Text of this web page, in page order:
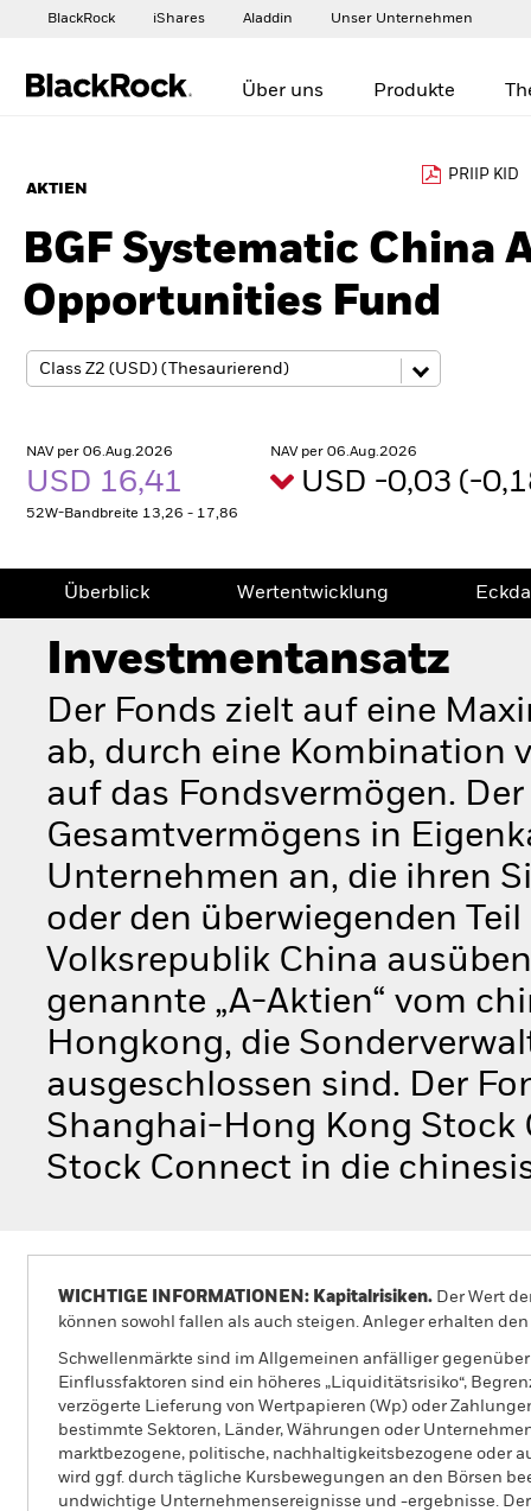
BlackRock iShares Aladdin Unser Unternehmen
Über uns Produkte
AKTIEN
PRIIP KID
BGF Systematic China
Opportunities Fund
NAV per 06.Aug.2026
USD 16,41
52W-Bandbreite 13,26 - 17,86
NAV per 06.Aug.2026
USD -0,03 (-
Überblick Wertentwicklung
Investmentansatz
Der Fonds zielt auf eine
ab, durch eine Kombination
auf das Fondsvermögen.
Gesamtvermögens in
Unternehmen an, die ihren
oder den überwiegenden
Volksrepublik China
genannte „A-Aktien“ vom
Hongkong, die
ausgeschlossen sind. Der
Shanghai-Hong Kong
Stock Connect in die
WICHTIGE INFORMATIONEN: Kapitalrisiken. Der Wert
können sowohl fallen als auch steigen. Anleger erhalten
Schwellenmärkte sind im Allgemeinen anfälliger
Einflussfaktoren sind ein höheres „Liquiditätsrisiko“,
verzögerte Lieferung von Wertpapieren (Wp) oder
bestimmte Sektoren, Länder, Währungen oder
marktbezogene, politische, nachhaltigkeitsbezogene oder
wird ggf. durch tägliche Kursbewegungen an den Börsen
undwichtige Unternehmensereignisse und -ergebnisse.